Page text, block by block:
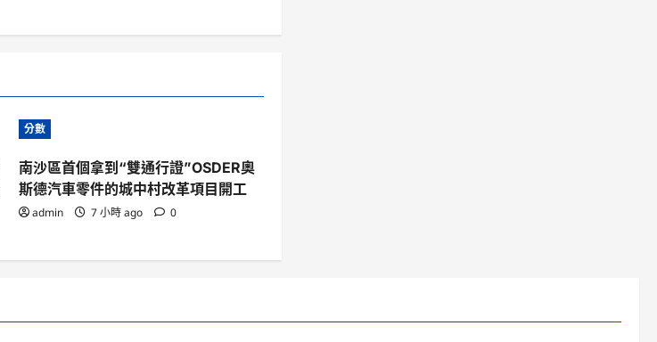
分數
南沙區首個拿到“雙通行證”OSDER奧
斯德汽車零件的城中村改革項目開工
admin 7 小時 ago 0